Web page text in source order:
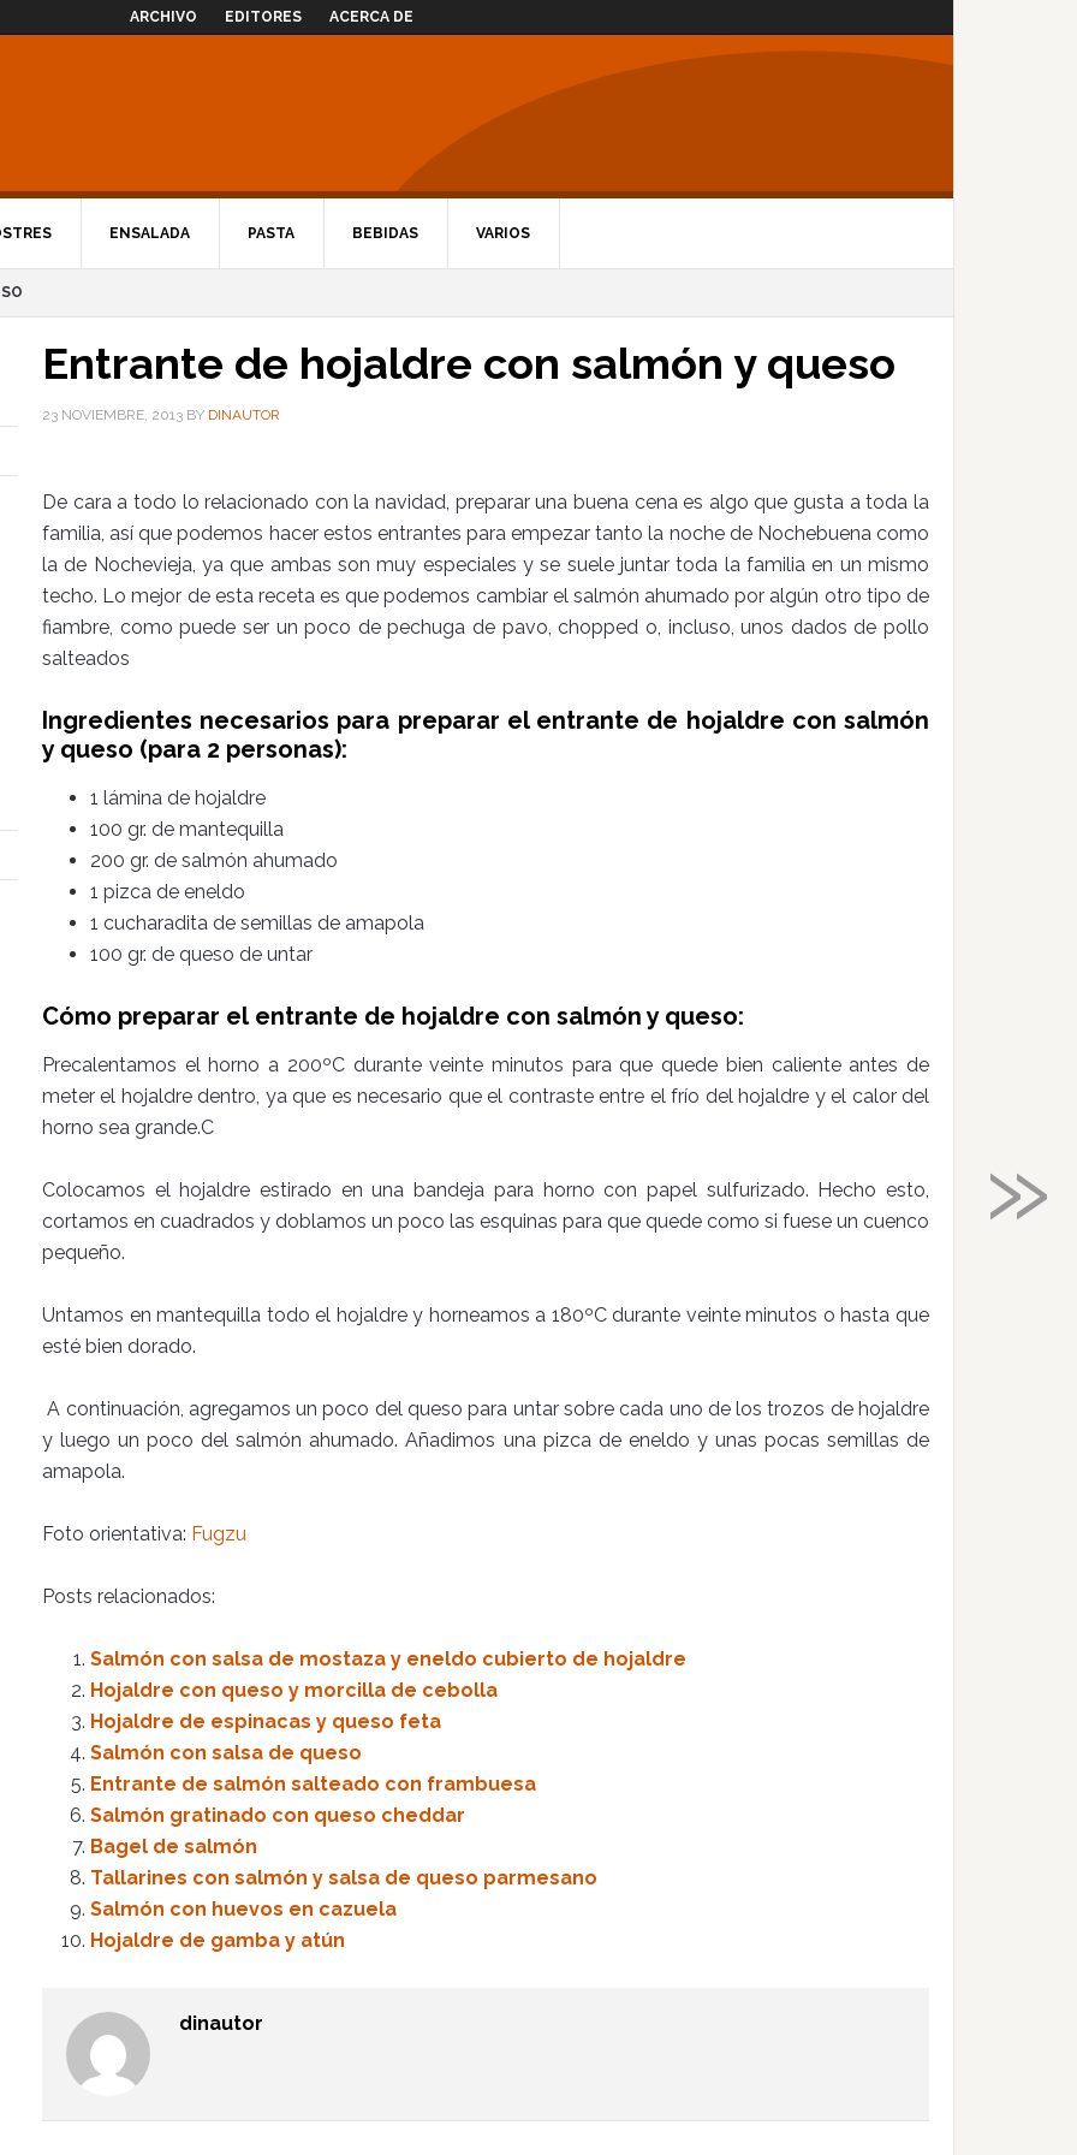
ARCHIVO EDITORES ACERCA DE
ENSALADA PASTA BEBIDAS VARIOS
Entrante de hojaldre con salmón y queso
23 NOVIEMBRE, 2013 BY DINAUTOR
De cara a todo lo relacionado con la navidad, preparar una buena cena es algo que gusta a toda la
familia, así que podemos hacer estos entrantes para empezar tanto la noche de Nochebuena como
la de Nochevieja, ya que ambas son muy especiales y se suele juntar toda la familia en un mismo
techo. Lo mejor de esta receta es que podemos cambiar el salmón ahumado por algún otro tipo de
fiambre, como puede ser un poco de pechuga de pavo, chopped o, incluso, unos dados de pollo
salteados
Ingredientes necesarios para preparar el entrante de hojaldre con salmón
y queso (para 2 personas):
1 lámina de hojaldre
100 gr. de mantequilla
200 gr. de salmón ahumado
1 pizca de eneldo
1 cucharadita de semillas de amapola
100 gr. de queso de untar
Cómo preparar el entrante de hojaldre con salmón y queso:
Precalentamos el horno a 200ºC durante veinte minutos para que quede bien caliente antes de
meter el hojaldre dentro, ya que es necesario que el contraste entre el frío del hojaldre y el calor del
horno sea grande.C
Colocamos el hojaldre estirado en una bandeja para horno con papel sulfurizado. Hecho esto,
cortamos en cuadrados y doblamos un poco las esquinas para que quede como si fuese un cuenco
pequeño.
Untamos en mantequilla todo el hojaldre y horneamos a 180ºC durante veinte minutos o hasta que
esté bien dorado.
A continuación, agregamos un poco del queso para untar sobre cada uno de los trozos de hojaldre
y luego un poco del salmón ahumado. Añadimos una pizca de eneldo y unas pocas semillas de
amapola.
Foto orientativa: Fugzu
Posts relacionados:
Salmón con salsa de mostaza y eneldo cubierto de hojaldre
Hojaldre con queso y morcilla de cebolla
Hojaldre de espinacas y queso feta
Salmón con salsa de queso
Entrante de salmón salteado con frambuesa
Salmón gratinado con queso cheddar
Bagel de salmón
Tallarines con salmón y salsa de queso parmesano
Salmón con huevos en cazuela
Hojaldre de gamba y atún
dinautor
»